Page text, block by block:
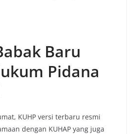
Baru
Pidana
KUHP versi terbaru resmi
dengan KUHAP yang juga